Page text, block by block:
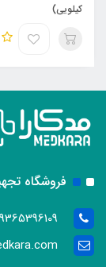
کیلویی)
فروشگاه
02844413013